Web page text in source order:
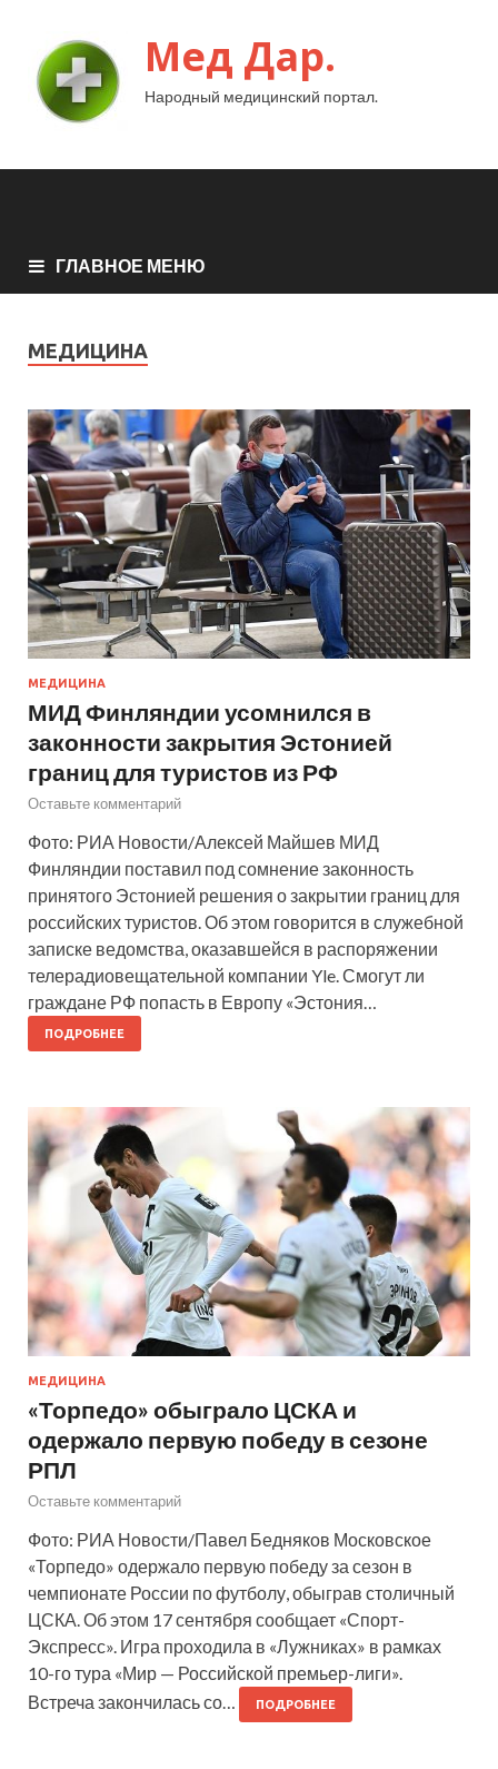
Мед Дар.
Народный медицинский портал.
ГЛАВНОЕ МЕНЮ
МЕДИЦИНА
МЕДИЦИНА
МИД Финляндии усомнился в
законности закрытия Эстонией
границ для туристов из РФ
Оставьте комментарий
Фото: РИА Новости/Алексей Майшев МИД
Финляндии поставил под сомнение законность
принятого Эстонией решения о закрытии границ для
российских туристов. Об этом говорится в служебной
записке ведомства, оказавшейся в распоряжении
телерадиовещательной компании Yle. Смогут ли
граждане РФ попасть в Европу «Эстония…
ПОДРОБНЕЕ
МЕДИЦИНА
«Торпедо» обыграло ЦСКА и
одержало первую победу в сезоне
РПЛ
Оставьте комментарий
Фото: РИА Новости/Павел Бедняков Московское
«Торпедо» одержало первую победу за сезон в
чемпионате России по футболу, обыграв столичный
ЦСКА. Об этом 17 сентября сообщает «Спорт-
Экспресс». Игра проходила в «Лужниках» в рамках
10-го тура «Мир — Российской премьер-лиги».
Встреча закончилась со…
ПОДРОБНЕЕ